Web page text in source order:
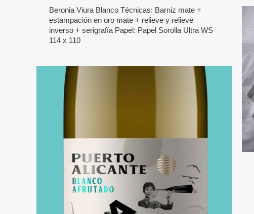
Beronia Viura Blanco Técnicas: Barniz mate +
estampación en oro mate + relieve y relieve
inverso + serigrafía Papel: Papel Sorolla Ultra WS
114 x 110